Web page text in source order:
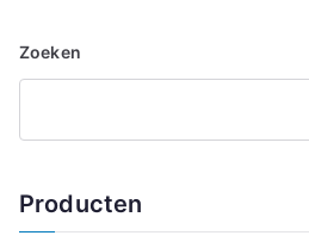
Zoeken
Producten